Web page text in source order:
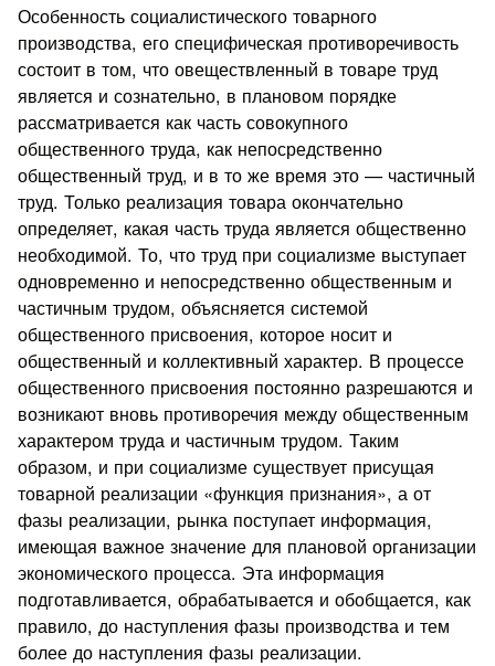
Особенность социалистического товарного
производства, его специфическая противоречивость
состоит в том, что овеществленный в товаре труд
является и сознательно, в плановом порядке
рассматривается как часть совокупного
общественного труда, как непосредственно
общественный труд, и в то же время это — частичный
труд. Только реализация товара окончательно
определяет, какая часть труда является общественно
необходимой. То, что труд при социализме выступает
одновременно и непосредственно общественным и
частичным трудом, объясняется системой
общественного присвоения, которое носит и
общественный и коллективный характер. В процессе
общественного присвоения постоянно разрешаются и
возникают вновь противоречия между общественным
характером труда и частичным трудом. Таким
образом, и при социализме существует присущая
товарной реализации «функция признания», а от
фазы реализации, рынка поступает информация,
имеющая важное значение для плановой организации
экономического процесса. Эта информация
подготавливается, обрабатывается и обобщается, как
правило, до наступления фазы производства и тем
более до наступления фазы реализации.